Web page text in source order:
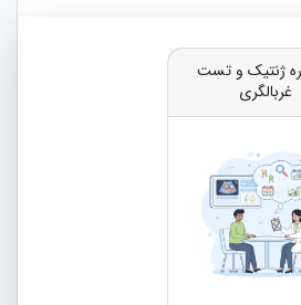
ژنتیک و تست
غربالگری